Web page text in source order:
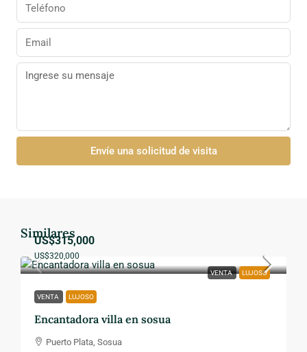
Envíe una solicitud de visita
Similares
VENTA LUJOSO
US$315,000
US$320,000
VENTA LUJOSO
Encantadora villa en sosua
Puerto Plata, Sosua